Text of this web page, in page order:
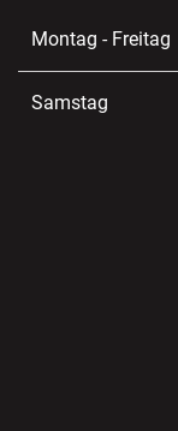
Montag - Freitag
Samstag